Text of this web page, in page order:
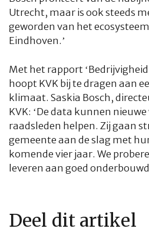
Utrecht, maar is ook steeds
geworden van het
Eindhoven.’
Met het rapport
hoopt KVK bij te dragen aan
klimaat. Saskia Bosch,
KVK: ‘De data kunnen
raadsleden helpen. Zij gaan
gemeente aan de slag met
komende vier jaar. We
leveren aan goed onderbouwd
Deel dit artikel